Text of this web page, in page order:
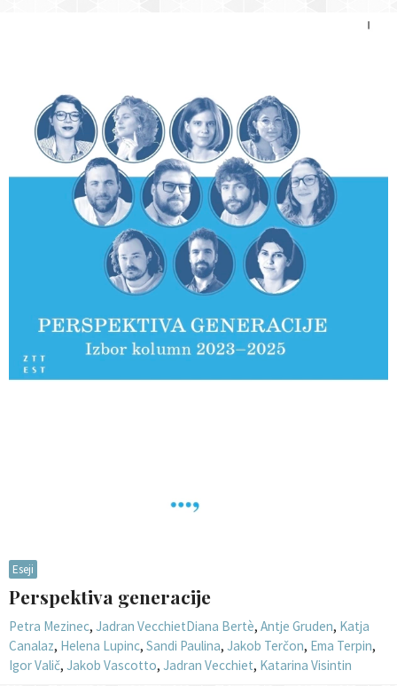
Eseji
Perspektiva generacije
Petra Mezinec, Jadran VecchietDiana Bertè, Antje Gruden, Katja
Canalaz, Helena Lupinc, Sandi Paulina, Jakob Terčon, Ema Terpin,
Igor Valič, Jakob Vascotto, Jadran Vecchiet, Katarina Visintin